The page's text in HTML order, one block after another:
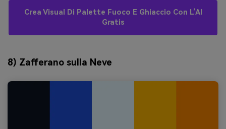
Crea Visual Di Palette Fuoco E Ghiaccio Con L’AI
Gratis
8) Zafferano sulla Neve